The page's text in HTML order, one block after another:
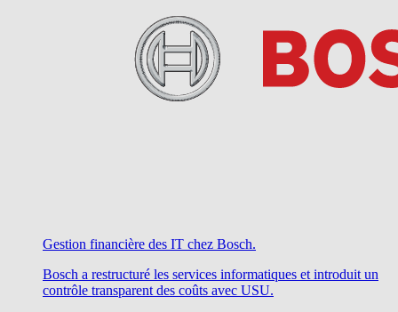
Gestion financière des IT chez Bosch.
Bosch a restructuré les services informatiques et introduit un
contrôle transparent des coûts avec USU.